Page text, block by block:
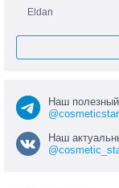
Eldan
Наш
Наш